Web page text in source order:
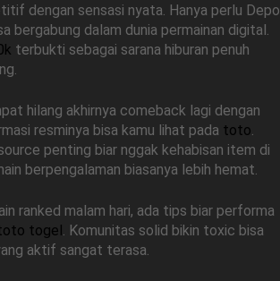
dengan sensasi nyata. Hanya perlu Depo
bergabung dalam dunia permainan digital.
terbukti sebagai sarana hiburan penuh
hilang akhirnya comeback lagi dengan
resminya bisa kamu lihat pada toto
penting biar nggak kehabisan item di
berpengalaman biasanya lebih hemat.
ranked malam hari, ada tips biar performa
togel . Komunitas solid bikin toxic bisa
aktif sangat terasa.